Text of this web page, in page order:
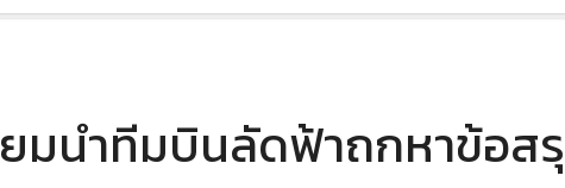
ยมนำทีมบินลัดฟ้าถกหาข้อส